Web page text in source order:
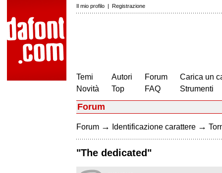
Il mio profilo | Registrazione
Temi
Novità
Autori
Top
Forum
FAQ
Carica un
Strumenti
Forum
Forum → Identificazione carattere →
"The dedicated"